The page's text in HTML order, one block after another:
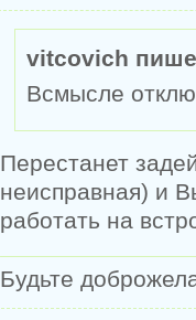
vitcovich
Всмысле
Перестанет
неисправная) и
работать на
Будьте